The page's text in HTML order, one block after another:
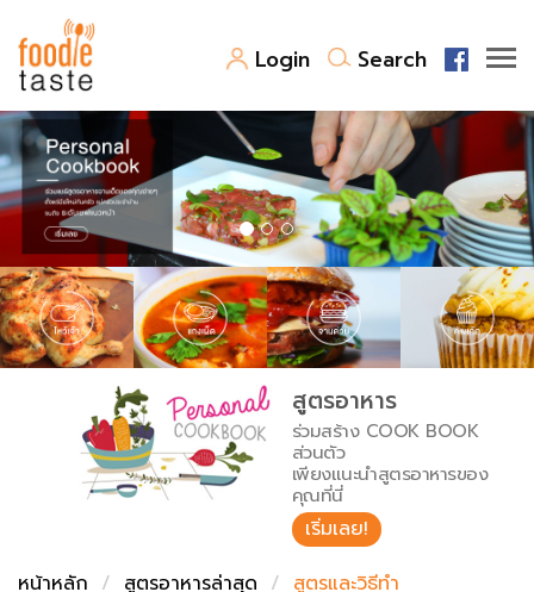
Login Search
สูตรอาหาร
สูตรอาหารล่าสุด
Top Foodie
พาไปชิม
สารพันก้นครัว
เคล็ดลับน่ารู้
เปรียบเทียบหน่วยการตวง
เปรียบเทียบอุณหภูมิ
เปรียบเทียบน้ำหนักวัตถุดิบ
FoodPedia
สร้าง Cookbook
สูตรอาหาร
ร่วมสร้าง COOK BOOK
ส่วนตัว
เพียงแนะนำสูตรอาหารของ
คุณที่นี่
เริ่มเลย!
หน้าหลัก
สูตรอาหารล่าสุด สูตรและวิธีทำ